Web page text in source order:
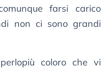
farsi carico
non ci sono grandi
coloro che vi